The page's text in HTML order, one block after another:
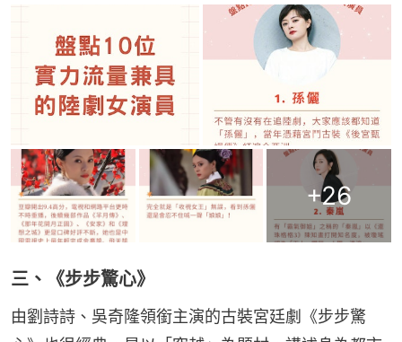
+26
三、《步步驚心》
由劉詩詩、吳奇隆領銜主演的古裝宮廷劇《步步驚